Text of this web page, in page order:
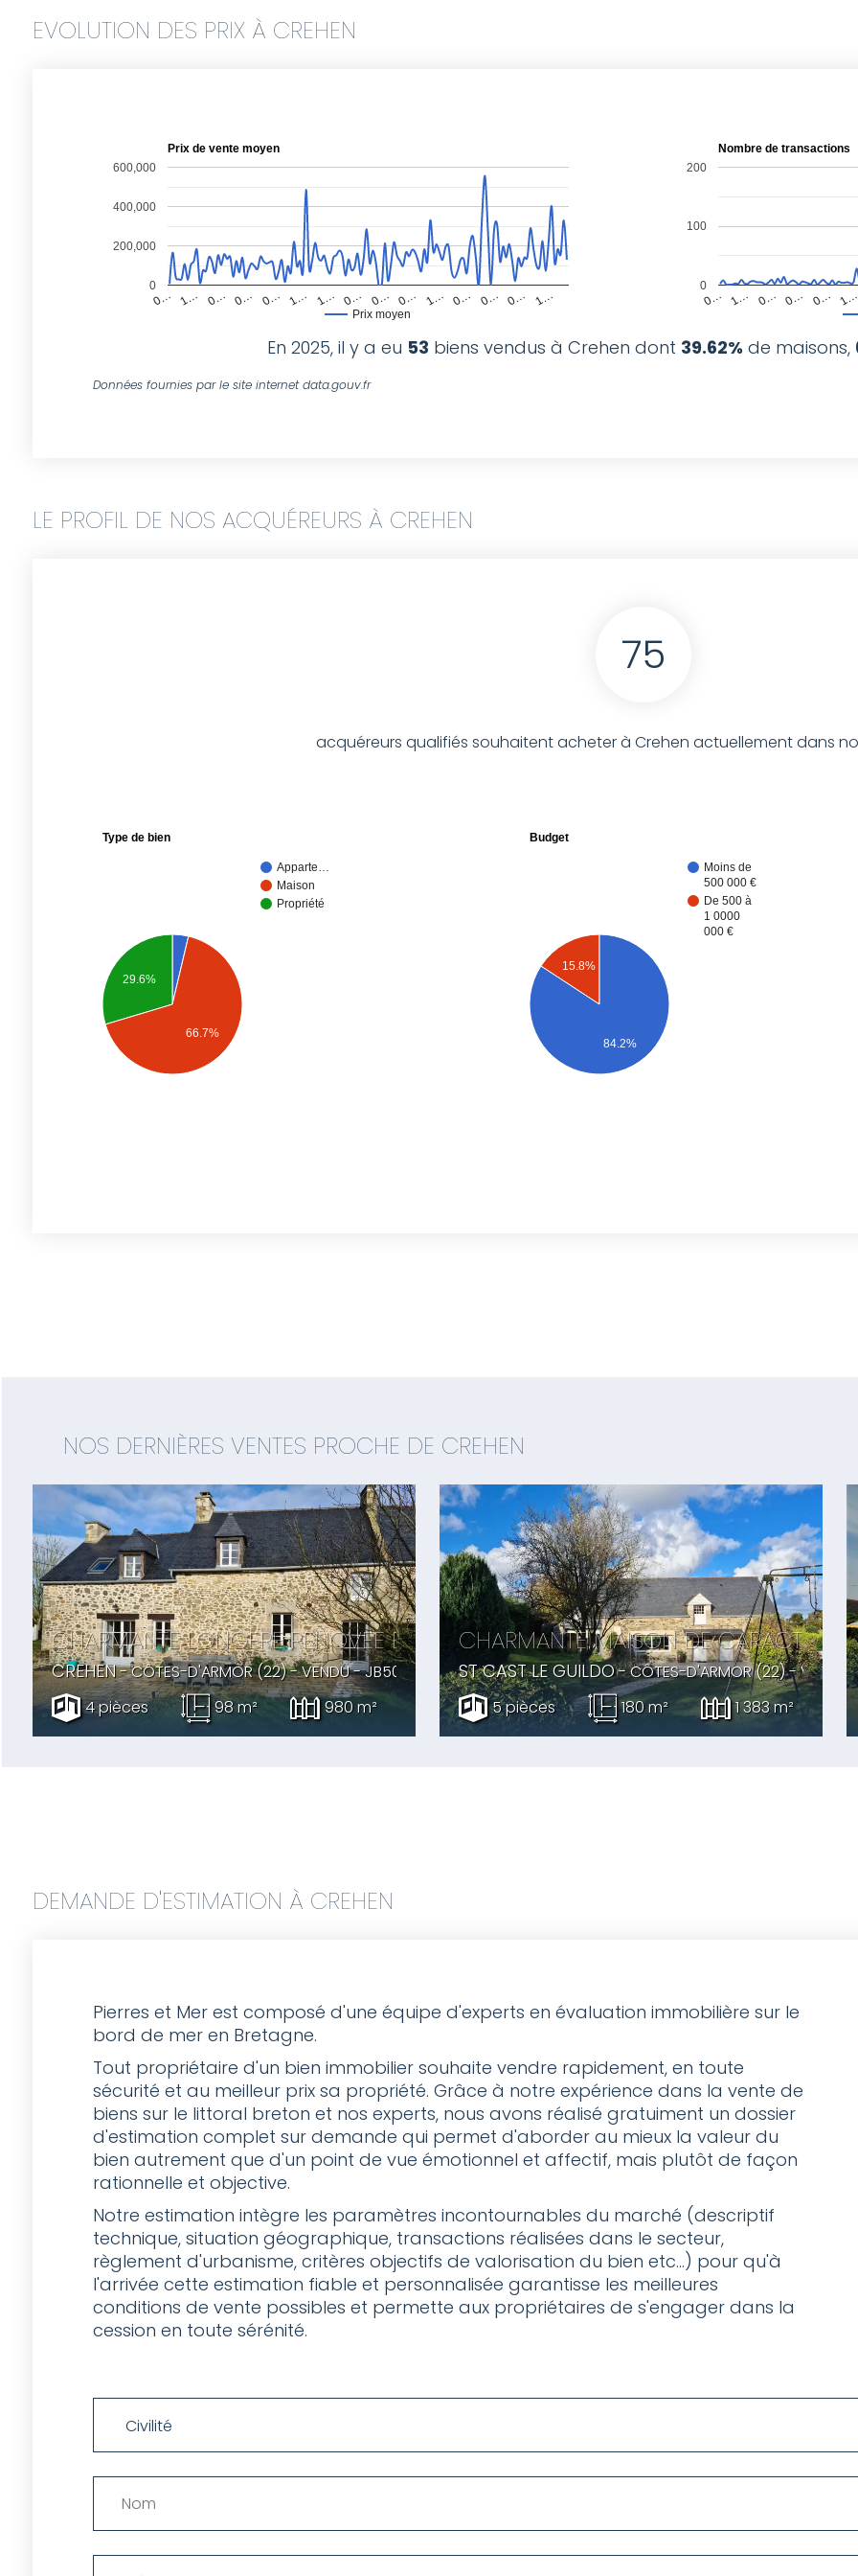
EVOLUTION DES PRIX À CREHEN
Prix de vente moyen
Prix moyen
0… 1… 0… 0… 0… 1… 1… 0… 0… 0… 1… 0… 0… 0… 1…
0
200,000
400,000
600,000
Nombre de transactions
0… 1… 0… 0… 0… 1…
0
100
200
En 2025, il y a eu 53 biens vendus à Crehen dont 39.62% de maisons,
Données fournies par le site internet data.gouv.fr
LE PROFIL DE NOS ACQUÉREURS À CREHEN
75
acquéreurs qualifiés souhaitent acheter à Crehen actuellement dans
Type de bien
Apparte…
Maison
Propriété
29.6%
66.7%
Budget
Moins de
500 000 €
De 500 à
1 0000
000 €
15.8%
84.2%
NOS DERNIÈRES VENTES PROCHE DE CREHEN
CHARMANTE LONGERE RENOVEE EN COTE D'ARMOR
CREHEN- CÔTES-D'ARMOR (22) -VENDU- JB5033
4 pièces
98 m² 980 m²
CHARMANTE MAISON DE CARACTERE
ST CAST LE GUILDO- CÔTES-D'ARMOR (22) -VENDU-
5 pièces
180 m² 1 383 m²
DEMANDE D'ESTIMATION À CREHEN
Pierres et Mer est composé d'une équipe d'experts en évaluation immobilière sur le
bord de mer en Bretagne.
Tout propriétaire d'un bien immobilier souhaite vendre rapidement, en toute
sécurité et au meilleur prix sa propriété. Grâce à notre expérience dans la vente de
biens sur le littoral breton et nos experts, nous avons réalisé gratuiment un dossier
d'estimation complet sur demande qui permet d'aborder au mieux la valeur du
bien autrement que d'un point de vue émotionnel et affectif, mais plutôt de façon
rationnelle et objective.
Notre estimation intègre les paramètres incontournables du marché (descriptif
technique, situation géographique, transactions réalisées dans le secteur,
règlement d'urbanisme, critères objectifs de valorisation du bien etc...) pour qu'à
l'arrivée cette estimation fiable et personnalisée garantisse les meilleures
conditions de vente possibles et permette aux propriétaires de s'engager dans la
cession en toute sérénité.